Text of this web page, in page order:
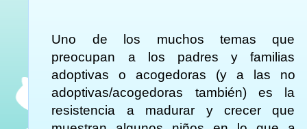
Uno de los muchos temas que
preocupan a los padres y familias
adoptivas o acogedoras (y a las no
adoptivas/acogedoras también) es la
resistencia a madurar y crecer que